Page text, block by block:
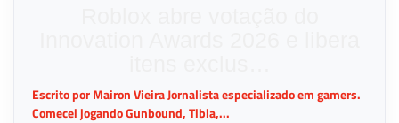
Escrito por Mairon Vieira Jornalista especializado em gamers.
Comecei jogando Gunbound, Tibia,...